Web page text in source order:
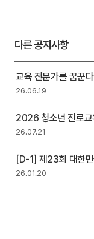
다른 공지사항
교육 전문가를 꿈꾼
집
26.06.19
2026 청소년 진로교
26.07.21
[D-1] 제23회 대한
요!
26.01.20